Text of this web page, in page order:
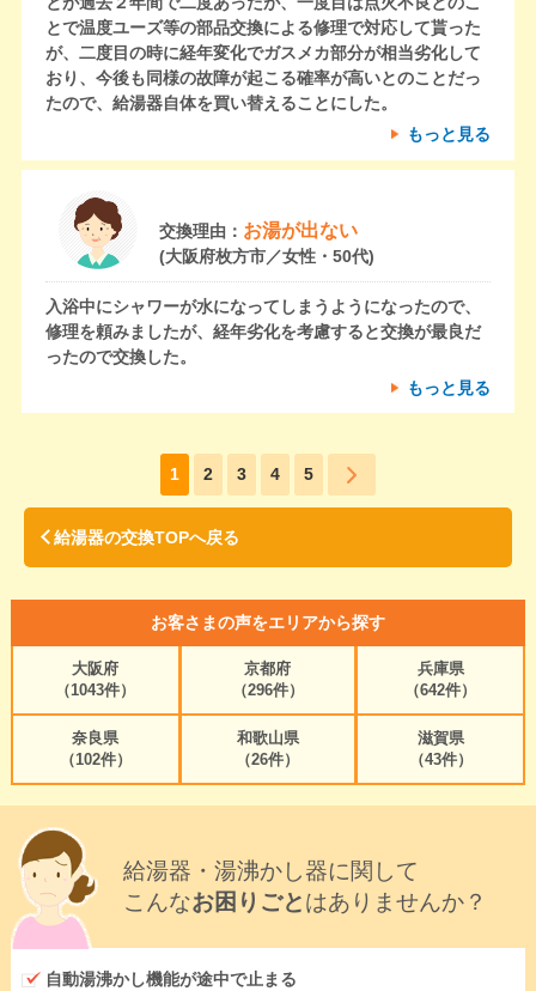
とで温度ユーズ等の部品交換による修理で対応して貰った
が、二度目の時に経年変化でガスメカ部分が相当劣化して
おり、今後も同様の故障が起こる確率が高いとのことだっ
たので、給湯器自体を買い替えることにした。
もっと見る
交換理由： お湯が出ない
(大阪府枚方市／女性・50代)
入浴中にシャワーが水になってしまうようになったので、
修理を頼みましたが、経年劣化を考慮すると交換が最良だ
ったので交換した。
もっと見る
1 2 3 4 5
給湯器の交換TOPへ戻る
お客さまの声をエリアから探す
大阪府
（1043件）
京都府
（296件）
兵庫県
（642件）
奈良県
（102件）
和歌山県
（26件）
滋賀県
（43件）
給湯器・湯沸かし器に関して
こんなお困りごとはありませんか？
自動湯沸かし機能が途中で止まる